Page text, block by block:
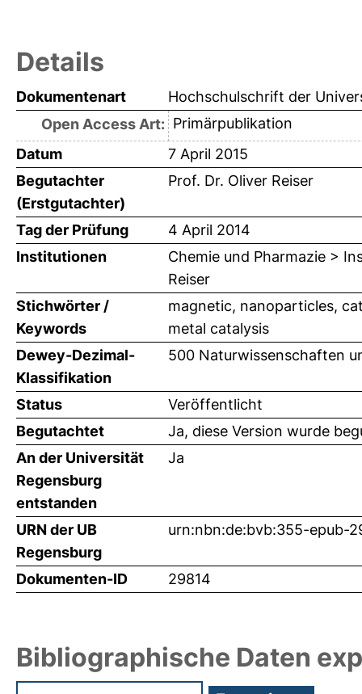
Details
Dokumentenart
Hochschulschrift der
Open Access Art: Primärpublikation
Datum
7 April 2015
Begutachter
(Erstgutachter)
Prof. Dr. Oliver Reiser
Tag der Prüfung
4 April 2014
Institutionen
Chemie und Pharmazie >
Reiser
Stichwörter /
Keywords
magnetic, nanoparticles,
metal catalysis
Dewey-Dezimal-
Klassifikation
500 Naturwissenschaften
Status
Veröffentlicht
Begutachtet
Ja, diese Version wurde
An der Universität
Regensburg
entstanden
Ja
URN der UB
Regensburg
urn:nbn:de:bvb:355-epub-
Dokumenten-ID 29814
Bibliographische Daten